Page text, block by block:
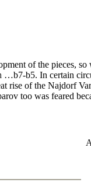
of the pieces,
…b7-b5. In certain
rise of the Najdorf
too was feared